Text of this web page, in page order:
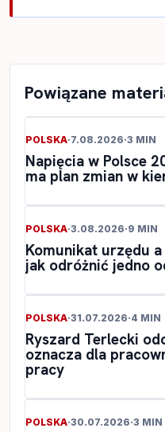
Powiązane
POLSKA·7.08.2026·3 MIN
Napięcia w Polsce
ma plan zmian w
POLSKA·3.08.2026·9 MIN
Komunikat urzędu
jak odróżnić jedno
POLSKA·31.07.2026·4 MIN
Ryszard Terlecki
oznacza dla
pracy
POLSKA·30.07.2026·3 MIN